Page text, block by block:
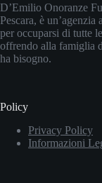
D’Emilio Onoranze
Pescara, è
per occuparsi di tutte
offrendo alla famiglia
ha bisogno.
Policy
Privacy Policy
Informazioni